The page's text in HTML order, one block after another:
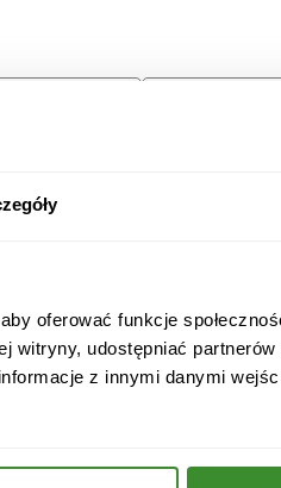
oferować funkcje
udostępniać partnerów
z innymi danymi